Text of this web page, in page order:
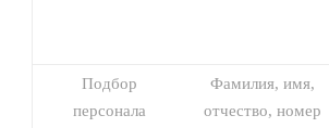
Подбор
персонала
Фамилия, имя,
отчество, номер